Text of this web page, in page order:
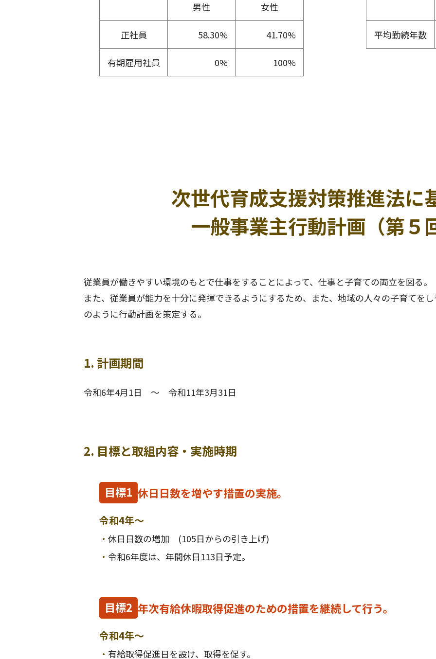
男性 女性
正社員 58.30% 41.70%
有期雇用社員 0% 100%
平均勤続年数
次世代育成支援対策推進法に
一般事業主行動計画 （第５
従業員が働きやすい環境のもとで仕事をすることによって、仕事と子育ての両立を図る。
また、従業員が能力を十分に発揮できるようにするため、また、地域の人々の子育てを
のように行動計画を策定する。
1. 計画期間
令和6年4月1日 ～ 令和11年3月31日
2. 目標と取組内容・実施時期
目標1 休日日数を増やす措置の実施。
令和4年～
・ 休日日数の増加 (105日からの引き上げ)
・ 令和6年度は、年間休日113日予定。
目標2 年次有給休暇取得促進のための措置を継続して行う。
令和4年～
・ 有給取得促進日を設け、取得を促す。